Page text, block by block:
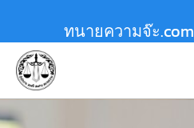
ทนายความจ๊ะ.com